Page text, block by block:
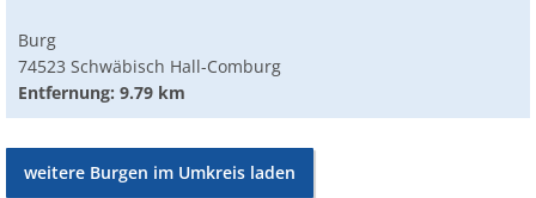
Burg
74523 Schwäbisch Hall-Comburg
Entfernung: 9.79 km
weitere Burgen im Umkreis laden